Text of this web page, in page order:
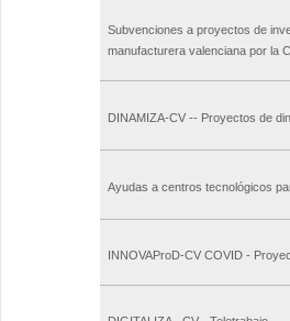
Subvenciones a proyectos de
manufacturera valenciana por la
DINAMIZA-CV -- Proyectos de
Ayudas a centros tecnológicos
INNOVAProD-CV COVID -